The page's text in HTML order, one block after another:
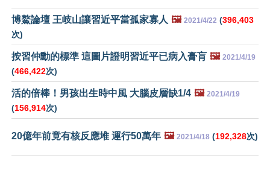
博鰲論壇 王岐山讓習近平當孤家寡人 🖼️ 2021/4/22 (396,403
次)
按習仲勳的標準 這圖片證明習近平已病入膏肓 🖼️ 2021/4/19
(466,422次)
活的倍棒！男孩出生時中風 大腦皮層缺1/4 🖼️ 2021/4/19
(156,914次)
20億年前竟有核反應堆 運行50萬年 🖼️ 2021/4/18 (192,328次)